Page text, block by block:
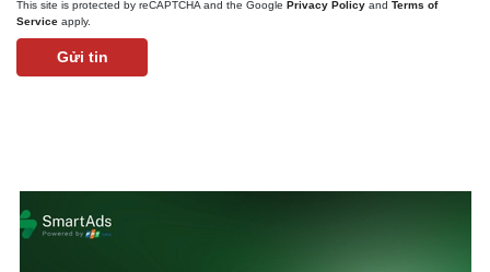
This site is protected by reCAPTCHA and the Google Privacy Policy and Terms of
Service apply.
Gửi tin